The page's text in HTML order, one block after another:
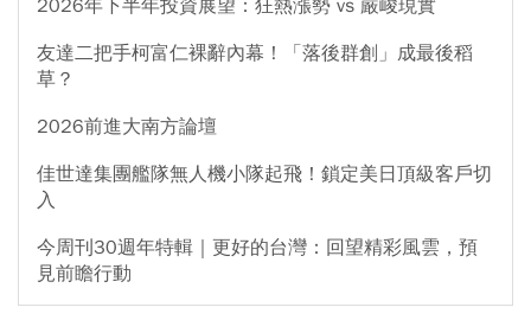
2026年下半年投資展望：狂熱漲勢 vs 嚴峻現實
友達二把手柯富仁裸辭內幕！「落後群創」成最後稻
草？
2026前進大南方論壇
佳世達集團艦隊無人機小隊起飛！鎖定美日頂級客戶切
入
今周刊30週年特輯｜更好的台灣：回望精彩風雲，預
見前瞻行動